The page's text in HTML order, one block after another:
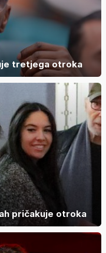
tretjega otroka
pričakuje otroka